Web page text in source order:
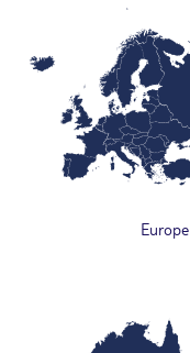
Europe